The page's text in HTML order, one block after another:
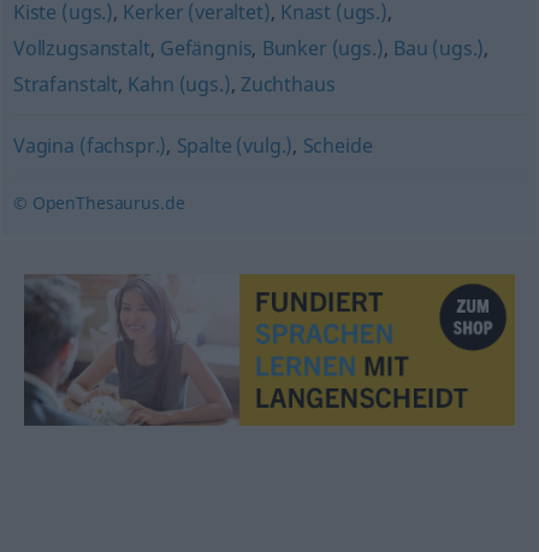
Kiste (ugs.), Kerker (veraltet), Knast (ugs.),
Vollzugsanstalt, Gefängnis, Bunker (ugs.), Bau (ugs.),
Strafanstalt, Kahn (ugs.), Zuchthaus
Vagina (fachspr.), Spalte (vulg.), Scheide
© OpenThesaurus.de